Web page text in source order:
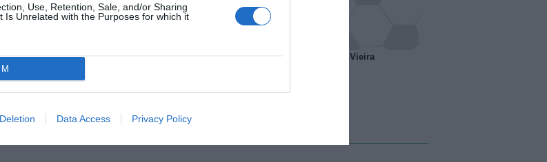
Use, Retention, Sale, and/or Sharing
Is Unrelated with the Purposes for which it
Data Access Privacy Policy
vuole giocare A gennaio ipotesi scambio Davids-Vieira